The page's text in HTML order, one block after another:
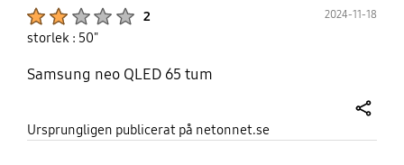
2 2024-11-18
storlek : 50"
Samsung neo QLED 65 tum
Ursprungligen publicerat på netonnet.se